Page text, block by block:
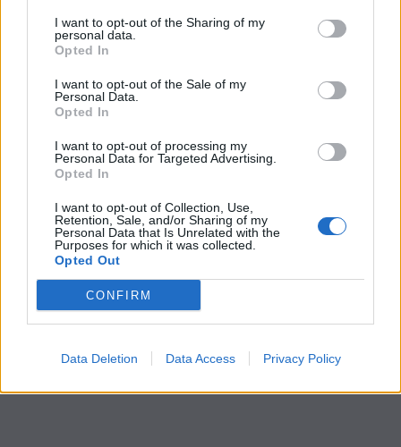
I want to opt-out of the Sharing of my
personal data.
Opted In
I want to opt-out of the Sale of my
Personal Data.
Opted In
I want to opt-out of processing my
Personal Data for Targeted Advertising.
Opted In
I want to opt-out of Collection, Use,
Retention, Sale, and/or Sharing of my
Personal Data that Is Unrelated with the
Purposes for which it was collected.
Opted Out
CONFIRM
Data Deletion Data Access Privacy Policy
FacebookTwitter
BizNow
Το BizNow.gr είναι αφιερωμένο στην ενδυνάμωση των
επιχειρήσεων, βάσει της λογικής «Disruption in Action»
ΣΧΕΤΙΚΆ ΆΡΘΡΑ